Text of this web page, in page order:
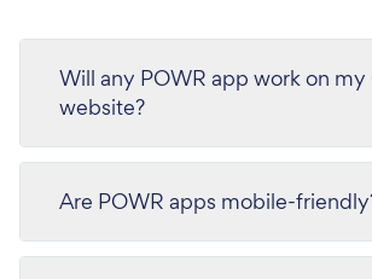
Will any POWR app work on
website?
Are POWR apps mobile-